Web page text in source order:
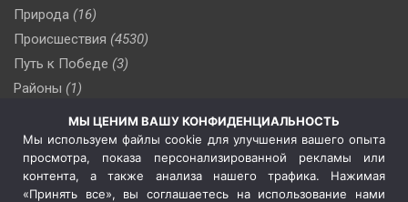
Природа (16)
Происшествия (4530)
Путь к Победе (3)
Районы (1)
(510)
Сельское хозяйство (3)
Социальная политика
(3)
Спецоперация в Украине
МЫ ЦЕНИМ ВАШУ КОНФИДЕНЦИАЛЬНОСТЬ
Мы используем файлы cookie для улучшения вашего опыта
просмотра, показа персонализированной рекламы или
контента, а также анализа нашего трафика. Нажимая
«Принять все», вы соглашаетесь на использование нами